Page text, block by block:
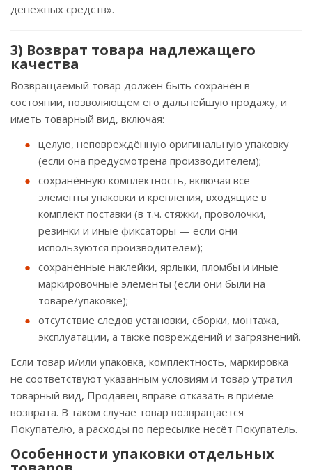
денежных средств».
3) Возврат товара надлежащего
качества
Возвращаемый товар должен быть сохранён в
состоянии, позволяющем его дальнейшую продажу, и
иметь товарный вид, включая:
целую, неповреждённую оригинальную упаковку
(если она предусмотрена производителем);
сохранённую комплектность, включая все
элементы упаковки и крепления, входящие в
комплект поставки (в т.ч. стяжки, проволочки,
резинки и иные фиксаторы — если они
используются производителем);
сохранённые наклейки, ярлыки, пломбы и иные
маркировочные элементы (если они были на
товаре/упаковке);
отсутствие следов установки, сборки, монтажа,
эксплуатации, а также повреждений и загрязнений.
Если товар и/или упаковка, комплектность, маркировка
не соответствуют указанным условиям и товар утратил
товарный вид, Продавец вправе отказать в приёме
возврата. В таком случае товар возвращается
Покупателю, а расходы по пересылке несёт Покупатель.
Особенности упаковки отдельных